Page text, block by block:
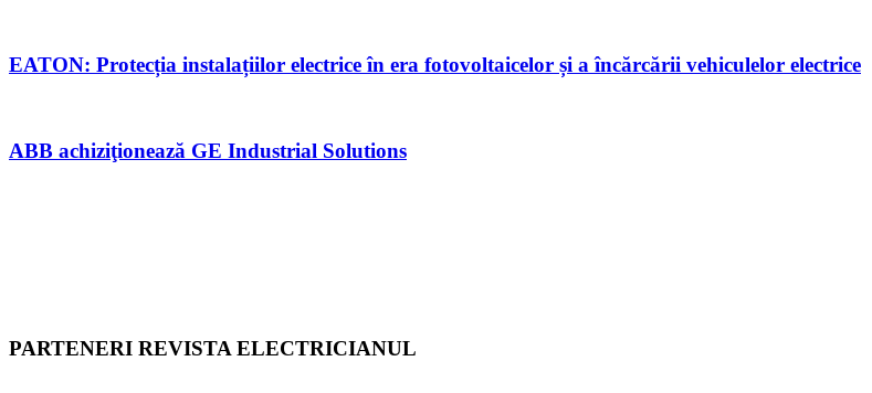
EATON: Protecția instalațiilor electrice în era fotovoltaicelor și a încărcării vehiculelor electrice
ABB achiziţionează GE Industrial Solutions
PARTENERI REVISTA ELECTRICIANUL